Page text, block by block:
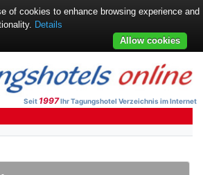
Seit 1997Ihr Tagungshotel Verzeichnis im Internet
of cookies to enhance browsing experience and
Details
Allow cookies